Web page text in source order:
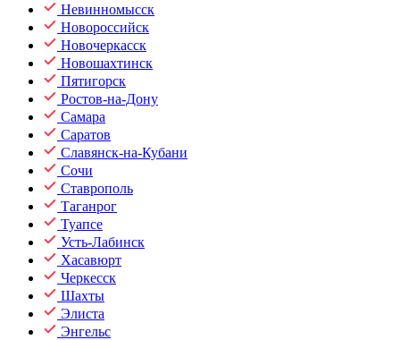
Невинномысск
Новороссийск
Новочеркасск
Новошахтинск
Пятигорск
Ростов-на-Дону
Самара
Саратов
Славянск-на-Кубани
Сочи
Ставрополь
Таганрог
Туапсе
Усть-Лабинск
Хасавюрт
Черкесск
Шахты
Элиста
Энгельс